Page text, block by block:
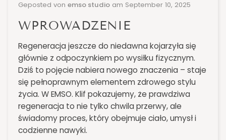
Geposted von emso studio am September 10, 2025
WPROWADZENIE
Regeneracja jeszcze do niedawna kojarzyła się
głównie z odpoczynkiem po wysiłku fizycznym.
Dziś to pojęcie nabiera nowego znaczenia – staje
się pełnoprawnym elementem zdrowego stylu
życia. W EMSO. Klif pokazujemy, że prawdziwa
regeneracja to nie tylko chwila przerwy, ale
świadomy proces, który obejmuje ciało, umysł i
codzienne nawyki.